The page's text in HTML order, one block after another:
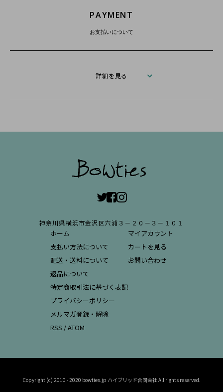
PAYMENT
お支払いについて
詳細を見る
神奈川県横浜市金沢区六浦３－２０－３－１０１
ホーム
支払い方法について
配送・送料について
返品について
特定商取引法に基づく表記
プライバシーポリシー
メルマガ登録・解除
RSS /ATOM
マイアカウント
カートを見る
お問い合わせ
Copyright (c) 2010 - 2020 bowties.jp ハイブリッド合同会社 All rights reserved.